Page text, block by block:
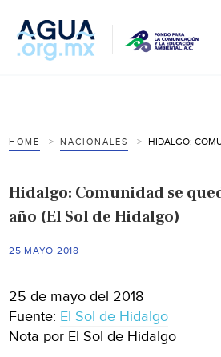
HOME NACIONALES
Hidalgo: Comunidad se
año (El Sol de Hidalgo)
25 MAYO 2018
25 de mayo del 2018
Fuente: El Sol de Hidalgo
Nota por El Sol de Hidalgo